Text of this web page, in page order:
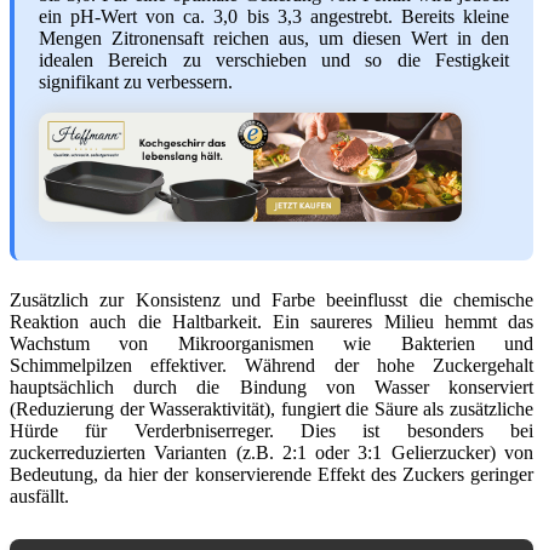
ein pH-Wert von ca. 3,0 bis 3,3 angestrebt. Bereits kleine
Mengen Zitronensaft reichen aus, um diesen Wert in den
idealen Bereich zu verschieben und so die Festigkeit
signifikant zu verbessern.
Zusätzlich zur Konsistenz und Farbe beeinflusst die chemische
Reaktion auch die Haltbarkeit. Ein saureres Milieu hemmt das
Wachstum von Mikroorganismen wie Bakterien und
Schimmelpilzen effektiver. Während der hohe Zuckergehalt
hauptsächlich durch die Bindung von Wasser konserviert
(Reduzierung der Wasseraktivität), fungiert die Säure als zusätzliche
Hürde für Verderbniserreger. Dies ist besonders bei
zuckerreduzierten Varianten (z.B. 2:1 oder 3:1 Gelierzucker) von
Bedeutung, da hier der konservierende Effekt des Zuckers geringer
ausfällt.